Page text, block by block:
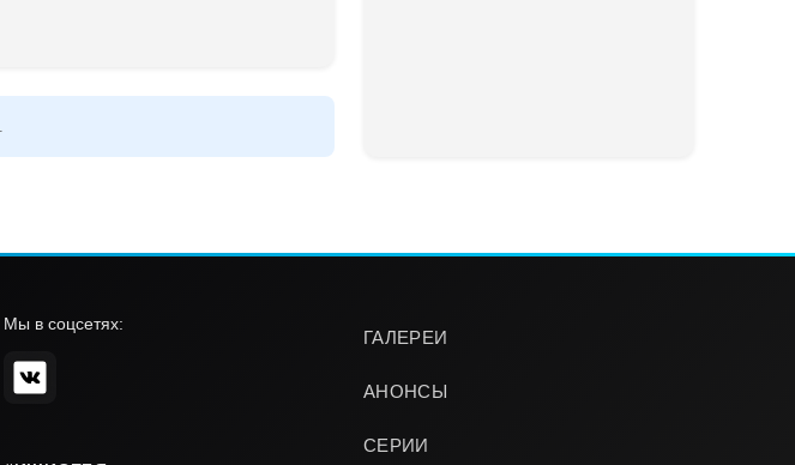
ГАЛЕРЕИ
АНОНСЫ
СЕРИИ
Мы в соцсетях: